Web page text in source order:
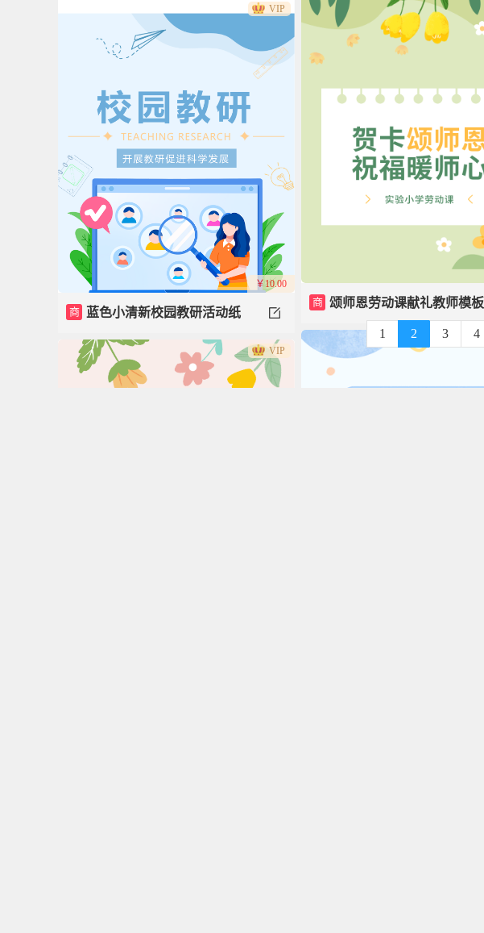
商 颂师恩劳动课献礼教师模板
VIP
￥10.00
商 蓝色小清新校园教研活动纸
飞机 VIP
1 2 3 4